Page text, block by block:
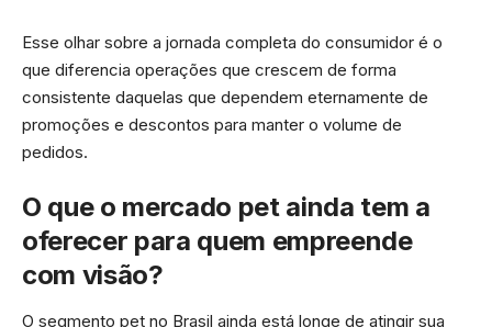
Esse olhar sobre a jornada completa do consumidor é o
que diferencia operações que crescem de forma
consistente daquelas que dependem eternamente de
promoções e descontos para manter o volume de
pedidos.
O que o mercado pet ainda tem a
oferecer para quem empreende
com visão?
O segmento pet no Brasil ainda está longe de atingir sua